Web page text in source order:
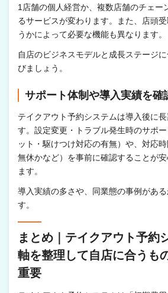
1店舗の個人経営か、複数店舗のチェー
るサービスが変わります。また、店頭
うかによって必要な機能も異なります。
自店のビジネスモデルと成長ステージ
びましょう。
サポート体制や導入実績を確
テイクアウト予約システムは導入後に
す。設定変更・トラブル発生時のサポ
ット・駆けつけ対応の有無）や、対応
無休かなど）を事前に確認することが
ます。
導入実績の多さや、同業態の事例があ
す。
まとめ｜テイクアウト予約
軸を整理して自店に合うも
重要